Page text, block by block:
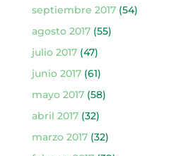
septiembre 2017(54)
agosto 2017(55)
julio 2017(47)
junio 2017(61)
mayo 2017(58)
abril 2017(32)
marzo 2017(32)